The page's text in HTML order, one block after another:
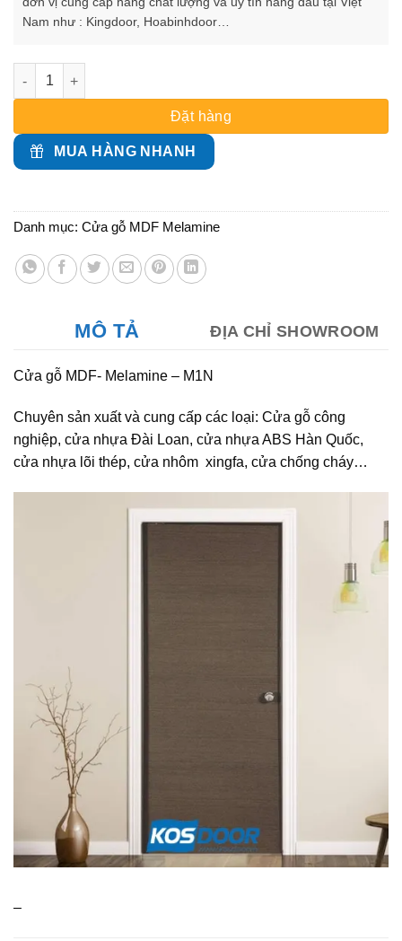
Nam như : Kingdoor, Hoabinhdoor…
Cửa gỗ MDF- Melamine - M1N số lượng
Đặt hàng
MUA HÀNG NHANH
Danh mục: Cửa gỗ MDF Melamine
MÔ TẢ ĐỊA CHỈ SHOWROOM
Cửa gỗ MDF- Melamine – M1N
Chuyên sản xuất và cung cấp các loại: Cửa gỗ công
nghiệp, cửa nhựa Đài Loan, cửa nhựa ABS Hàn Quốc,
cửa nhựa lõi thép, cửa nhôm xingfa, cửa chống cháy…
–